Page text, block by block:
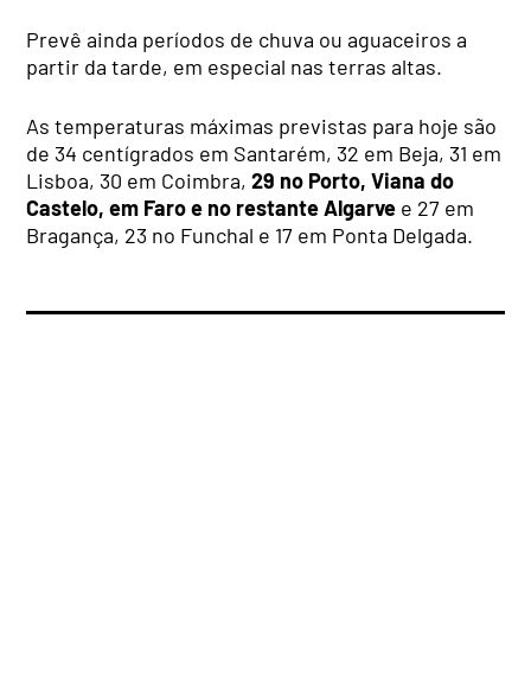
Prevê ainda períodos de chuva ou aguaceiros a
partir da tarde, em especial nas terras altas.
As temperaturas máximas previstas para hoje são
de 34 centígrados em Santarém, 32 em Beja, 31 em
Lisboa, 30 em Coimbra,29 no Porto, Viana do
Castelo, em Faro e no restante Algarve e 27 em
Bragança, 23 no Funchal e 17 em Ponta Delgada.